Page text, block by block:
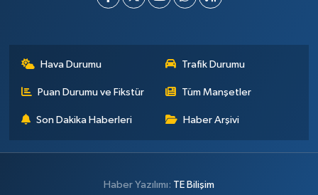
Hava Durumu Trafik Durumu
Puan Durumu ve Fikstür Tüm Manşetler
Son Dakika Haberleri Haber Arşivi
Haber Yazılımı: TE Bilişim